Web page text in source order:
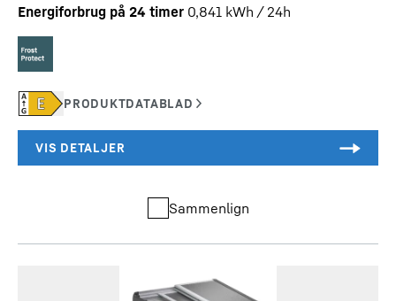
Energiforbrug på 24 timer 0,841 kWh / 24h
Sammenlign